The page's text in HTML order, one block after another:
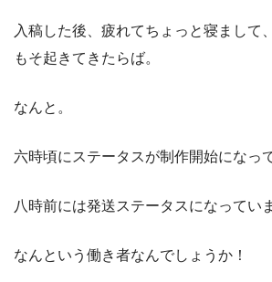
入稿した後、疲れてちょっと寝まして
もそ起きてきたらば。
なんと。
六時頃にステータスが制作開始になっ
八時前には発送ステータスになってい
なんという働き者なんでしょうか！